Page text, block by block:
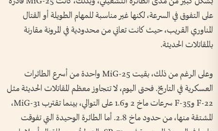
على التفوق في السرعة، لكنها غير مناسبة للمهام الطويلة أو القتال
المناوري القريب، حيث كانت تعاني من محدودية في المرونة مقارنة
بالمقاتلات الحديثة.
وعلى الرغم من ذلك، بقيت MiG-25 واحدة من أسرع الطائرات
العسكرية في التاريخ. فحتى اليوم، لا تتجاوز معظم المقاتلات الحديثة مثل
F-22 وF-35 سرعات ماخ 2 و1.6 على التوالي، بينما تقترب MiG-31،
المشتقة منها، من حدود ماخ 2.8. أما الطائرة الوحيدة التي تفوقت